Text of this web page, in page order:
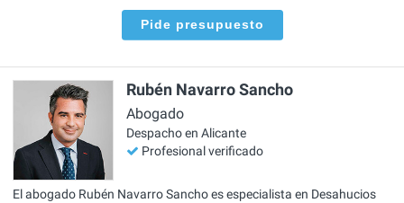
Pide presupuesto
Rubén Navarro Sancho
Abogado
Despacho en Alicante
Profesional verificado
El abogado Rubén Navarro Sancho es especialista en Desahucios